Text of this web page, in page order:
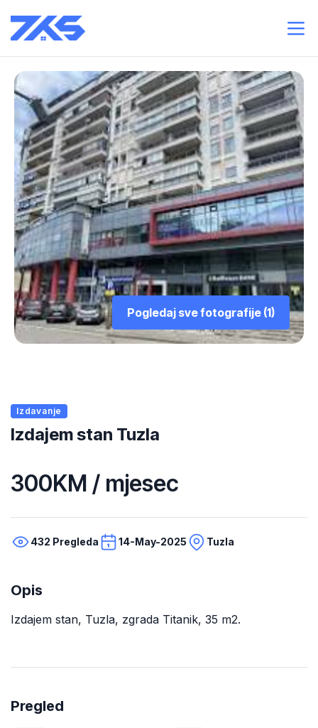
Pogledaj sve fotografije (1)
Izdavanje
Izdajem stan Tuzla
300KM / mjesec
432 Pregleda 14-May-2025 Tuzla
Opis
Izdajem stan, Tuzla, zgrada Titanik, 35 m2.
Pregled